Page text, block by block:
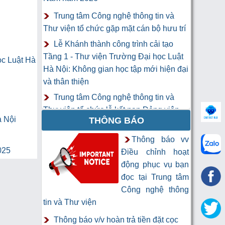
Luật Hà
Nội
Trung tâm Công nghệ thông tin và
Thư viện tổ chức gặp mặt cán bộ hưu trí
Lễ Khánh thành công trình cải tạo
Tầng 1 - Thư viện Trường Đại học Luật
Hà Nội: Không gian học tập mới hiện đại
và thân thiện
Trung tâm Công nghệ thông tin và
Thư viện tổ chức lễ kết nạp Đảng viên
Khai mạc Khóa học “Trí tuệ nhân tạo
cho chuyên gia thông tin và thư viện”
THÔNG BÁO
Thông báo vv
Điều chỉnh hoạt
động phục vụ bạn
đọc tại Trung tâm
Công nghệ thông
tin và Thư viện
Thông báo v/v hoàn trả tiền đặt cọc